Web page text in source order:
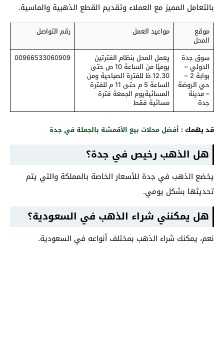
بالتعامل المميز مع العملاء وتقديم القطع الذهبية والماسية.
موقع
المحل
مواعيد العمل رقم التواصل
سوق جدة
الدولي –
بوابة 2 –
حي الروضة
– مدينة
جدة
يعمل المحل بنظام الفترتين
يوميًا من الساعة 10 ص حتى
12.30 ظ للفترة الصباحية ومن
الساعة 5 م حتى 11 م للفترة
المسائيةيوم الجمعة فترة
مسائية فقط
00966533060909
قد يهمك : أفضل محلات بيع الأقمشة بالجملة في جدة
هل الذهب رخيص في جدة؟
يخضع الذهب في جدة للأسعار الخاصة بالمملكة والتي يتم
تحديثها بشكل يومي.
هل يمكنني شراء الذهب في السعودية؟
نعم، يمكنك شراء الذهب بمختلف أنواعه في السعودية.